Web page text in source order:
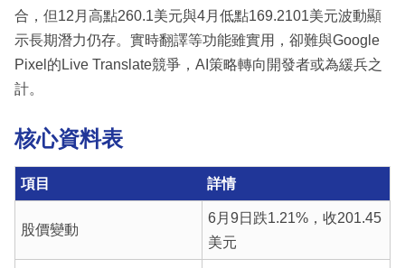
合，但12月高點260.1美元與4月低點169.2101美元波動顯
示長期潛力仍存。實時翻譯等功能雖實用，卻難與Google
Pixel的Live Translate競爭，AI策略轉向開發者或為緩兵之
計。
核心資料表
項目 詳情
股價變動
6月9日跌1.21%，收201.45
美元